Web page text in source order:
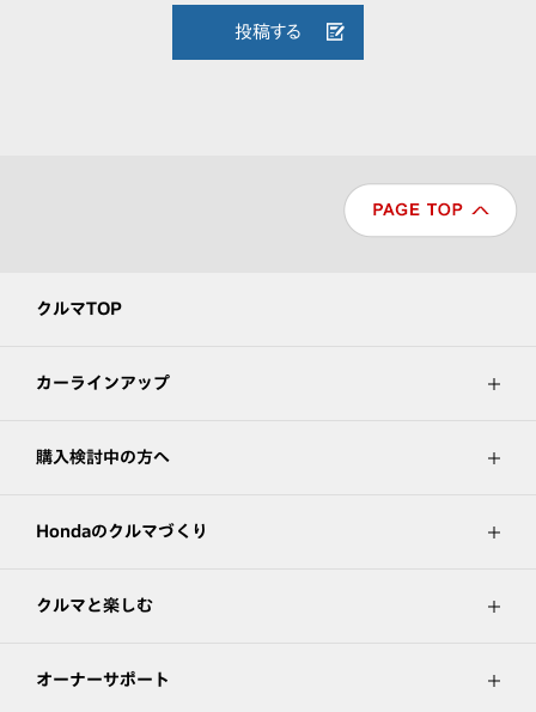
投稿する
クルマTOP
カーラインアップ
購入検討中の方へ
Hondaのクルマづくり
クルマと楽しむ
オーナーサポート